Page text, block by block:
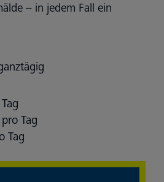
– in jedem Fall ein
Tag
Tag